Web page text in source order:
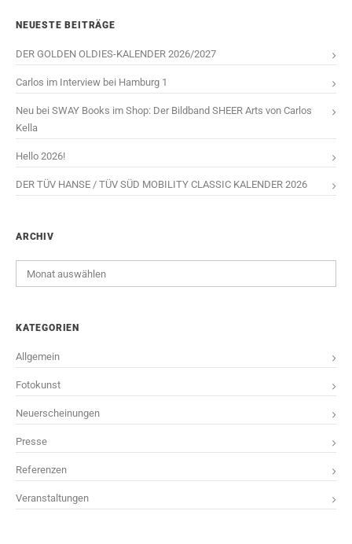
NEUESTE BEITRÄGE
DER GOLDEN OLDIES-KALENDER 2026/2027
Carlos im Interview bei Hamburg 1
Neu bei SWAY Books im Shop: Der Bildband SHEER Arts von Carlos
Kella
Hello 2026!
DER TÜV HANSE / TÜV SÜD MOBILITY CLASSIC KALENDER 2026
ARCHIV
Archiv
KATEGORIEN
Allgemein
Fotokunst
Neuerscheinungen
Presse
Referenzen
Veranstaltungen